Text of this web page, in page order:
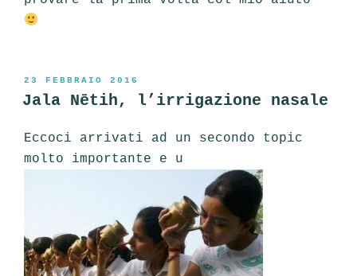
PUBBLICATO
IL
23 FEBBRAIO 2016
Jala Nētih, l’irrigazione nasale
Eccoci arrivati ad un secondo topic
molto importante e u